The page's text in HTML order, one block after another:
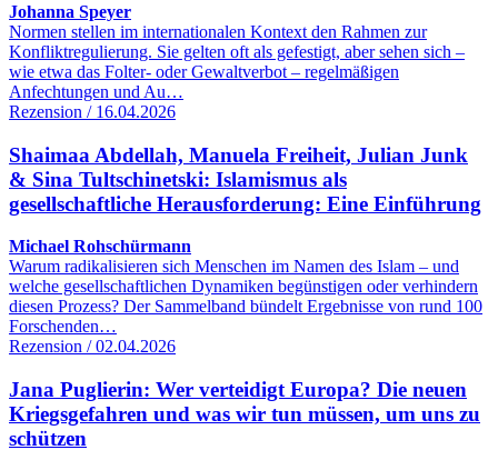
Johanna Speyer
Normen stellen im internationalen Kontext den Rahmen zur
Konfliktregulierung. Sie gelten oft als gefestigt, aber sehen sich –
wie etwa das Folter- oder Gewaltverbot – regelmäßigen
Anfechtungen und Au…
Rezension / 16.04.2026
Shaimaa Abdellah, Manuela Freiheit, Julian Junk
& Sina Tultschinetski: Islamismus als
gesellschaftliche Herausforderung: Eine Einführung
Michael Rohschürmann
Warum radikalisieren sich Menschen im Namen des Islam – und
welche gesellschaftlichen Dynamiken begünstigen oder verhindern
diesen Prozess? Der Sammelband bündelt Ergebnisse von rund 100
Forschenden…
Rezension / 02.04.2026
Jana Puglierin: Wer verteidigt Europa? Die neuen
Kriegsgefahren und was wir tun müssen, um uns zu
schützen